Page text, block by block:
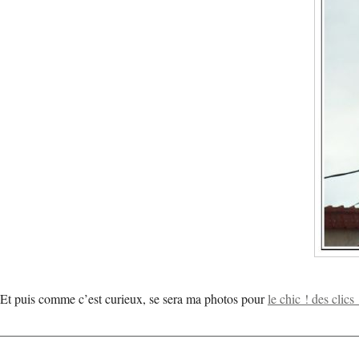
Et puis comme c’est curieux, se sera ma photos pourle chic ! des clics